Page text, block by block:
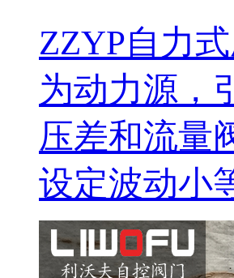
ZZYP自力
为动力源，
压差和流量
设定波动小